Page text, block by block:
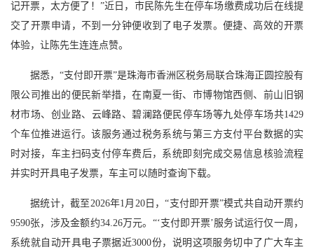
记开票，太方便了！”近日，市民陈先生在停车场缴费成功后在线提
交了开票申请，不到一分钟便收到了电子发票。便捷、高效的开票
体验，让陈先生连连点赞。
据悉，“支付即开票”是珠海市香洲区税务局联合珠海正圆控股有
限公司推出的便民新举措，在南夏一街、市博物馆西侧、前山旧钢
材市场、创业路、云峰路、碧澜路便民停车场等九处停车场共1429
个车位推进运行。该服务通过税务系统与第三方支付平台数据的实
时对接，车主扫码支付停车费后，系统即刻完成交易信息核验流程
并实时开具电子发票，车主可以随时查询下载。
据统计，截至2026年1月20日，“支付即开票”模式共自动开票约
9590张，涉及金额约34.26万元。“‘支付即开票’服务试运行仅一周，
系统就自动开具电子票据近3000份，说明这项服务切中了广大车主